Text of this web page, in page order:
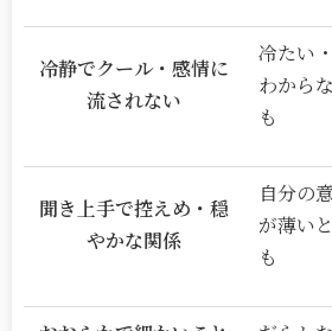
冷静でクール・感情に
流されない
冷たい
わから
も
聞き上手で控えめ・穏
やかな関係
自分の
が薄い
も